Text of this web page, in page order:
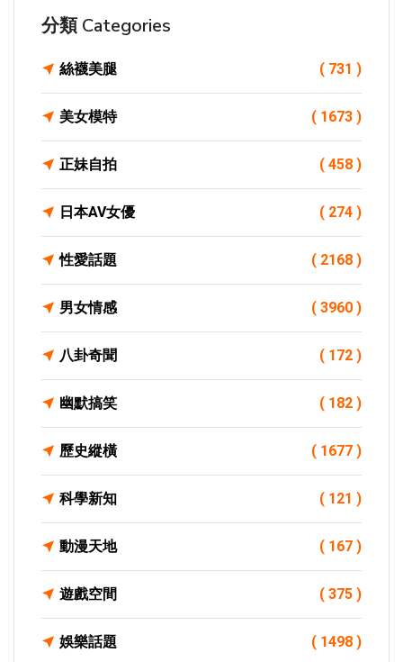
分類 Categories
絲襪美腿 ( 731 )
美女模特 ( 1673 )
正妹自拍 ( 458 )
日本AV女優 ( 274 )
性愛話題 ( 2168 )
男女情感 ( 3960 )
八卦奇聞 ( 172 )
幽默搞笑 ( 182 )
歷史縱橫 ( 1677 )
科學新知 ( 121 )
動漫天地 ( 167 )
遊戲空間 ( 375 )
娛樂話題 ( 1498 )